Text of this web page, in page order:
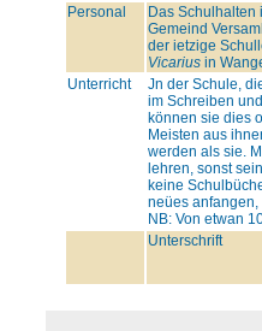
Personal
Das Schulhalten
Gemeind
der ietzige
Vicarius in
Unterricht
Jn der Schule,
im Schreiben
können sie dies
Meisten aus
werden als sie.
lehren, sonst
keine
neües
NB: Von etwan
Unterschrift